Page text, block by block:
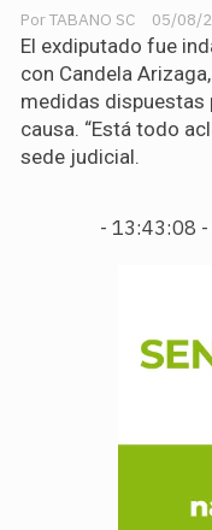
TABANO SC 05/08/
El exdiputado fue
con Candela
medidas dispuestas
causa. “Está todo
sede judicial.
- 13:43:10 -